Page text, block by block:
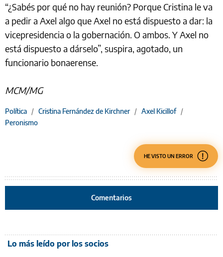
“¿Sabés por qué no hay reunión? Porque Cristina le va
a pedir a Axel algo que Axel no está dispuesto a dar: la
vicepresidencia o la gobernación. O ambos. Y Axel no
está dispuesto a dárselo”, suspira, agotado, un
funcionario bonaerense.
MCM/MG
Política / Cristina Fernández de Kirchner / Axel Kicillof /
Peronismo
HE VISTO UN ERROR
Comentarios
Lo más leído por los socios